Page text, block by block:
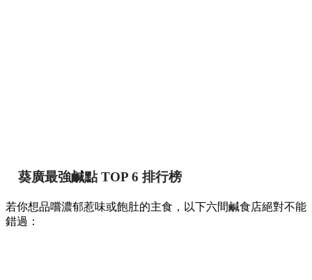
葵廣最強鹹點 TOP 6 排行榜
若你想品嚐濃郁惹味或飽肚的主食，以下六間鹹食店絕對不能
錯過：